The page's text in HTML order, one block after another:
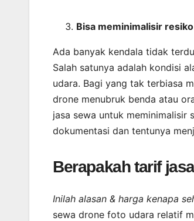
Bisa meminimalisir
Ada banyak kendala tidak
Salah satunya adalah kondisi
udara. Bagi yang tak terbiasa
drone menubruk benda atau
jasa sewa untuk meminimalisir
dokumentasi dan tentunya
Berapakah tarif
Inilah alasan & harga kenapa
sewa drone foto udara relatif